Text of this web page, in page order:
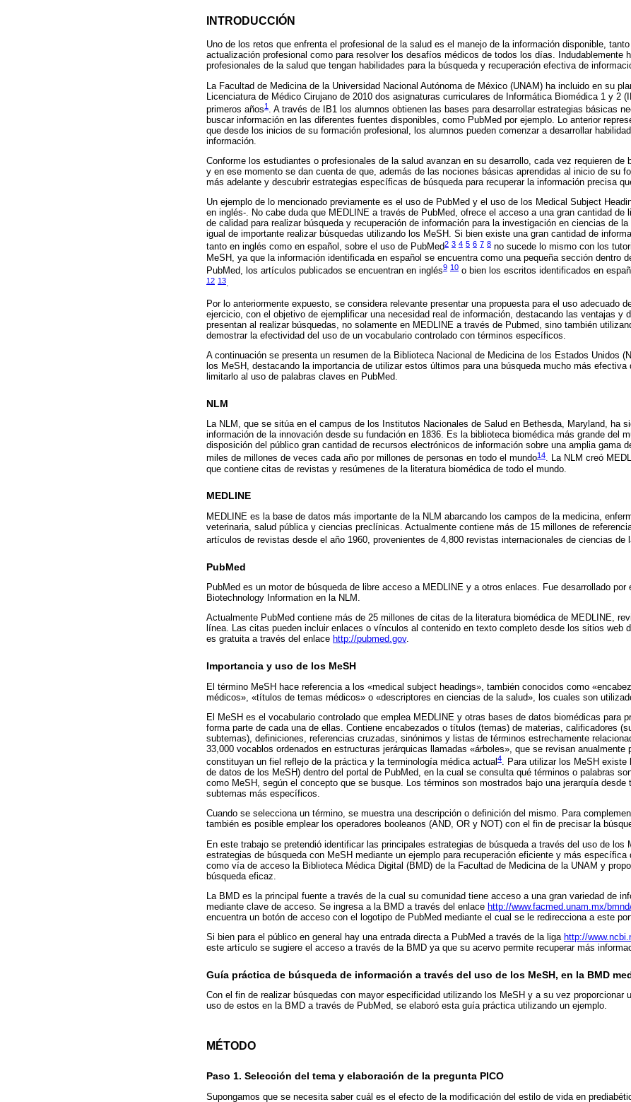
INTRODUCCIÓN
Uno de los retos que enfrenta el profesional de la salud es el manejo de la información disponible,
actualización profesional como para resolver los desafíos médicos de todos los días. Indudablemente
profesionales de la salud que tengan habilidades para la búsqueda y recuperación efectiva de
La Facultad de Medicina de la Universidad Nacional Autónoma de México (UNAM) ha incluido en su
Licenciatura de Médico Cirujano de 2010 dos asignaturas curriculares de Informática Biomédica 1 y 2
primeros años1 . A través de IB1 los alumnos obtienen las bases para desarrollar estrategias básicas
buscar información en las diferentes fuentes disponibles, como PubMed por ejemplo. Lo anterior
que desde los inicios de su formación profesional, los alumnos pueden comenzar a desarrollar
información.
Conforme los estudiantes o profesionales de la salud avanzan en su desarrollo, cada vez requieren de
y en ese momento se dan cuenta de que, además de las nociones básicas aprendidas al inicio de su
más adelante y descubrir estrategias específicas de búsqueda para recuperar la información precisa
Un ejemplo de lo mencionado previamente es el uso de PubMed y el uso de los Medical Subject
en inglés-. No cabe duda que MEDLINE a través de PubMed, ofrece el acceso a una gran cantidad de
de calidad para realizar búsqueda y recuperación de información para la investigación en ciencias de
igual de importante realizar búsquedas utilizando los MeSH. Si bien existe una gran cantidad de
tanto en inglés como en español, sobre el uso de PubMed2 3 4 5 6 7 8 no sucede lo mismo con los
MeSH, ya que la información identificada en español se encuentra como una pequeña sección dentro
PubMed, los artículos publicados se encuentran en inglés9 10 o bien los escritos identificados en
12 13.
Por lo anteriormente expuesto, se considera relevante presentar una propuesta para el uso adecuado
ejercicio, con el objetivo de ejemplificar una necesidad real de información, destacando las ventajas y
presentan al realizar búsquedas, no solamente en MEDLINE a través de Pubmed, sino también
demostrar la efectividad del uso de un vocabulario controlado con términos específicos.
A continuación se presenta un resumen de la Biblioteca Nacional de Medicina de los Estados Unidos
los MeSH, destacando la importancia de utilizar estos últimos para una búsqueda mucho más efectiva
limitarlo al uso de palabras claves en PubMed.
NLM
La NLM, que se sitúa en el campus de los Institutos Nacionales de Salud en Bethesda, Maryland, ha
información de la innovación desde su fundación en 1836. Es la biblioteca biomédica más grande del
disposición del público gran cantidad de recursos electrónicos de información sobre una amplia gama
miles de millones de veces cada año por millones de personas en todo el mundo14. La NLM creó
que contiene citas de revistas y resúmenes de la literatura biomédica de todo el mundo.
MEDLINE
MEDLINE es la base de datos más importante de la NLM abarcando los campos de la medicina,
veterinaria, salud pública y ciencias preclínicas. Actualmente contiene más de 15 millones de
artículos de revistas desde el año 1960, provenientes de 4,800 revistas internacionales de ciencias de
PubMed
PubMed es un motor de búsqueda de libre acceso a MEDLINE y a otros enlaces. Fue desarrollado por
Biotechnology Information en la NLM.
Actualmente PubMed contiene más de 25 millones de citas de la literatura biomédica de MEDLINE,
línea. Las citas pueden incluir enlaces o vínculos al contenido en texto completo desde los sitios web
es gratuita a través del enlace http://pubmed.gov.
Importancia y uso de los MeSH
El término MeSH hace referencia a los «medical subject headings», también conocidos como
médicos», «títulos de temas médicos» o «descriptores en ciencias de la salud», los cuales son
El MeSH es el vocabulario controlado que emplea MEDLINE y otras bases de datos biomédicas para
forma parte de cada una de ellas. Contiene encabezados o títulos (temas) de materias, calificadores
subtemas), definiciones, referencias cruzadas, sinónimos y listas de términos estrechamente
33,000 vocablos ordenados en estructuras jerárquicas llamadas «árboles», que se revisan anualmente
constituyan un fiel reflejo de la práctica y la terminología médica actual4. Para utilizar los MeSH existe
de datos de los MeSH) dentro del portal de PubMed, en la cual se consulta qué términos o palabras
como MeSH, según el concepto que se busque. Los términos son mostrados bajo una jerarquía desde
subtemas más específicos.
Cuando se selecciona un término, se muestra una descripción o definición del mismo. Para
también es posible emplear los operadores booleanos (AND, OR y NOT) con el fin de precisar la
En este trabajo se pretendió identificar las principales estrategias de búsqueda a través del uso de los
estrategias de búsqueda con MeSH mediante un ejemplo para recuperación eficiente y más específica
como vía de acceso la Biblioteca Médica Digital (BMD) de la Facultad de Medicina de la UNAM y
búsqueda eficaz.
La BMD es la principal fuente a través de la cual su comunidad tiene acceso a una gran variedad de
mediante clave de acceso. Se ingresa a la BMD a través del enlace http://www.facmed.unam.mx/
encuentra un botón de acceso con el logotipo de PubMed mediante el cual se le redirecciona a este
Si bien para el público en general hay una entrada directa a PubMed a través de la liga http://
este artículo se sugiere el acceso a través de la BMD ya que su acervo permite recuperar más
Guía práctica de búsqueda de información a través del uso de los MeSH, en la BMD
Con el fin de realizar búsquedas con mayor especificidad utilizando los MeSH y a su vez proporcionar
uso de estos en la BMD a través de PubMed, se elaboró esta guía práctica utilizando un ejemplo.
MÉTODO
Paso 1. Selección del tema y elaboración de la pregunta PICO
Supongamos que se necesita saber cuál es el efecto de la modificación del estilo de vida en